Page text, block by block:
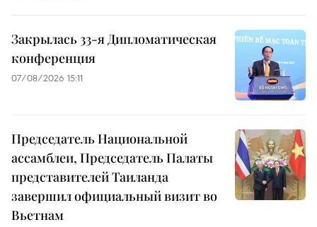
Закрылась 33-я Дипломатическая
конференция
07/08/2026 15:11
Председатель Национальной
ассамблеи, Председатель Палаты
представителей Таиланда
завершил официальный визит во
Вьетнам